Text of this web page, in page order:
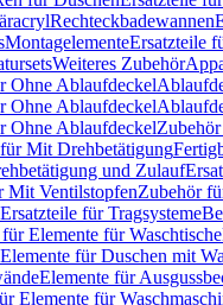
Rechteckbadewannen
MontagelementeErsatzteile
Weiteres Zubehör
Ohne Ablaufdeckel
Ohne Ablaufdeckel
Ohne Ablaufdeckel
Mit Drehbetätigung
und Zulauf
Mit VentilstopfenZubehör
Ersatzteile für Tragsysteme
Elemente für Waschtische
für Duschen mit
Elemente für
Elemente für